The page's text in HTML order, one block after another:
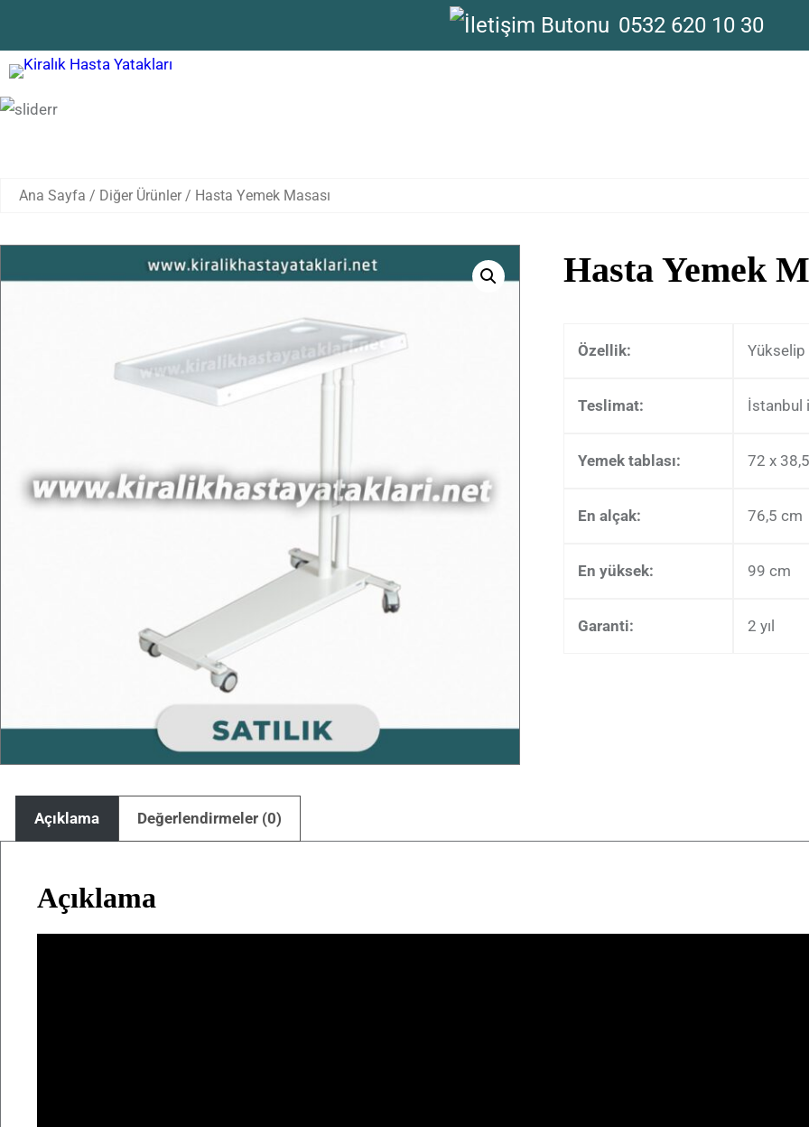
0532 620 10 30
Hasta Yemek Masası
Ana Sayfa / Diğer Ürünler / Hasta Yemek Masası
Hasta Yemek
Özellik:
Teslimat: İstanbul
Yemek tablası: 72 x
En alçak: 76,5 cm
En yüksek: 99 cm
Garanti: 2 yıl
Açıklama Değerlendirmeler (0)
Açıklama